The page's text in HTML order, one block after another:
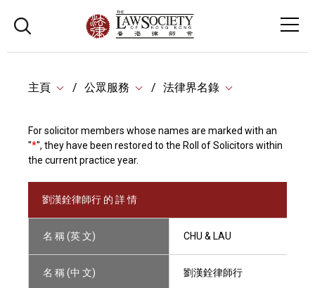
主頁 公眾服務 法律界名錄
For solicitor members whose names are marked with an
"*", they have been restored to the Roll of Solicitors within
the current practice year.
劉漢銓律師行 的 詳 情
名 稱 (英 文) CHU & LAU
名 稱 (中 文) 劉漢銓律師行